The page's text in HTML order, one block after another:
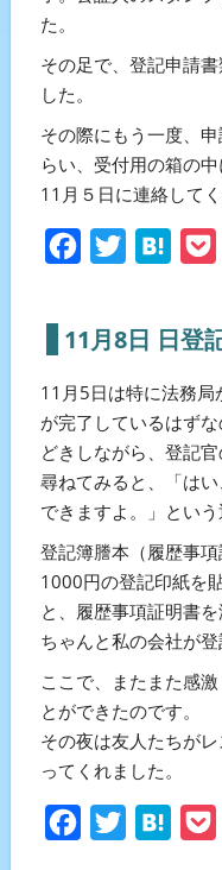
た。
その足で、登記申請
した。
その際にもう一度、
らい、受付用の箱の
11月５日に連絡して
FacebookTwitter
11月8日 日登
11月5日は特に法務局
が完了しているはず
どきしながら、登記
尋ねてみると、「は
できますよ。」という
登記簿謄本（履歴事
1000円の登記印紙を
と、履歴事項証明書
ちゃんと私の会社が登
ここで、またまた感
とができたのです。
その夜は友人たちが
ってくれました。
FacebookTwitter